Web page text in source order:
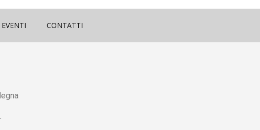
CONTATTI